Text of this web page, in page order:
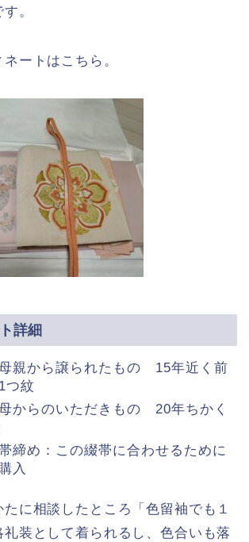
。
ートはこちら。
詳細
親から譲られたもの 15年近く前
紋
からのいただきもの 20年ちかく
締め：この綴帯に合わせるために
入
に相談したところ「色留袖でも１
装として着られるし、色合いも落